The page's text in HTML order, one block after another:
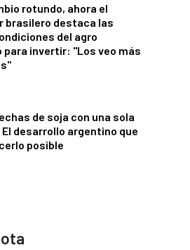
rotundo, ahora el
brasilero destaca las
del agro
para invertir: "Los veo más
de soja con una sola
desarrollo argentino que
posible